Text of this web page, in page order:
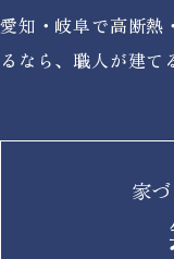
〒483-
© 2025
愛知・岐阜で高断熱
るなら、職人が建て
家